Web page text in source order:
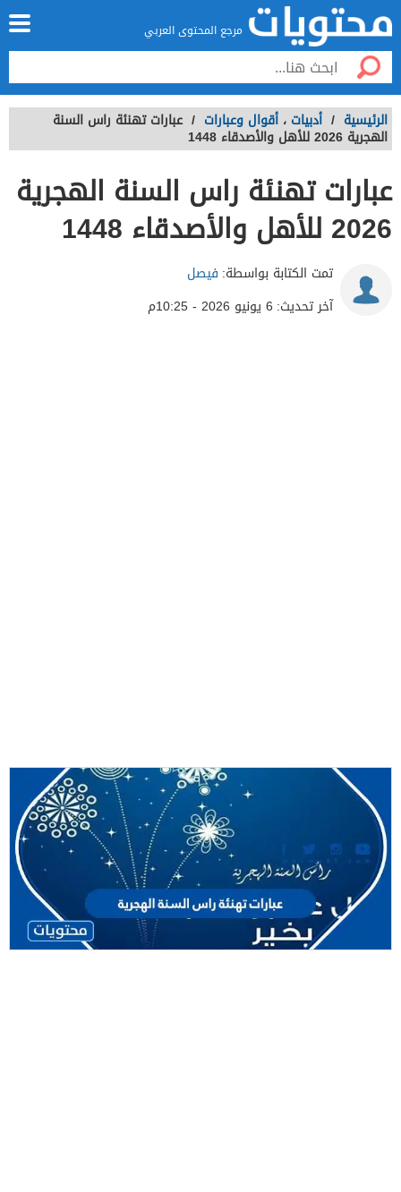
مرجع المحتوى العربي
الرئيسية / أدبيات ، أقوال وعبارات / عبارات تهنئة راس السنة
الهجرية 2026 للأهل والأصدقاء 1448
عبارات تهنئة راس السنة الهجرية
2026 للأهل والأصدقاء 1448
تمت الكتابة بواسطة: فيصل
آخر تحديث: 6 يونيو 2026 - 10:25م